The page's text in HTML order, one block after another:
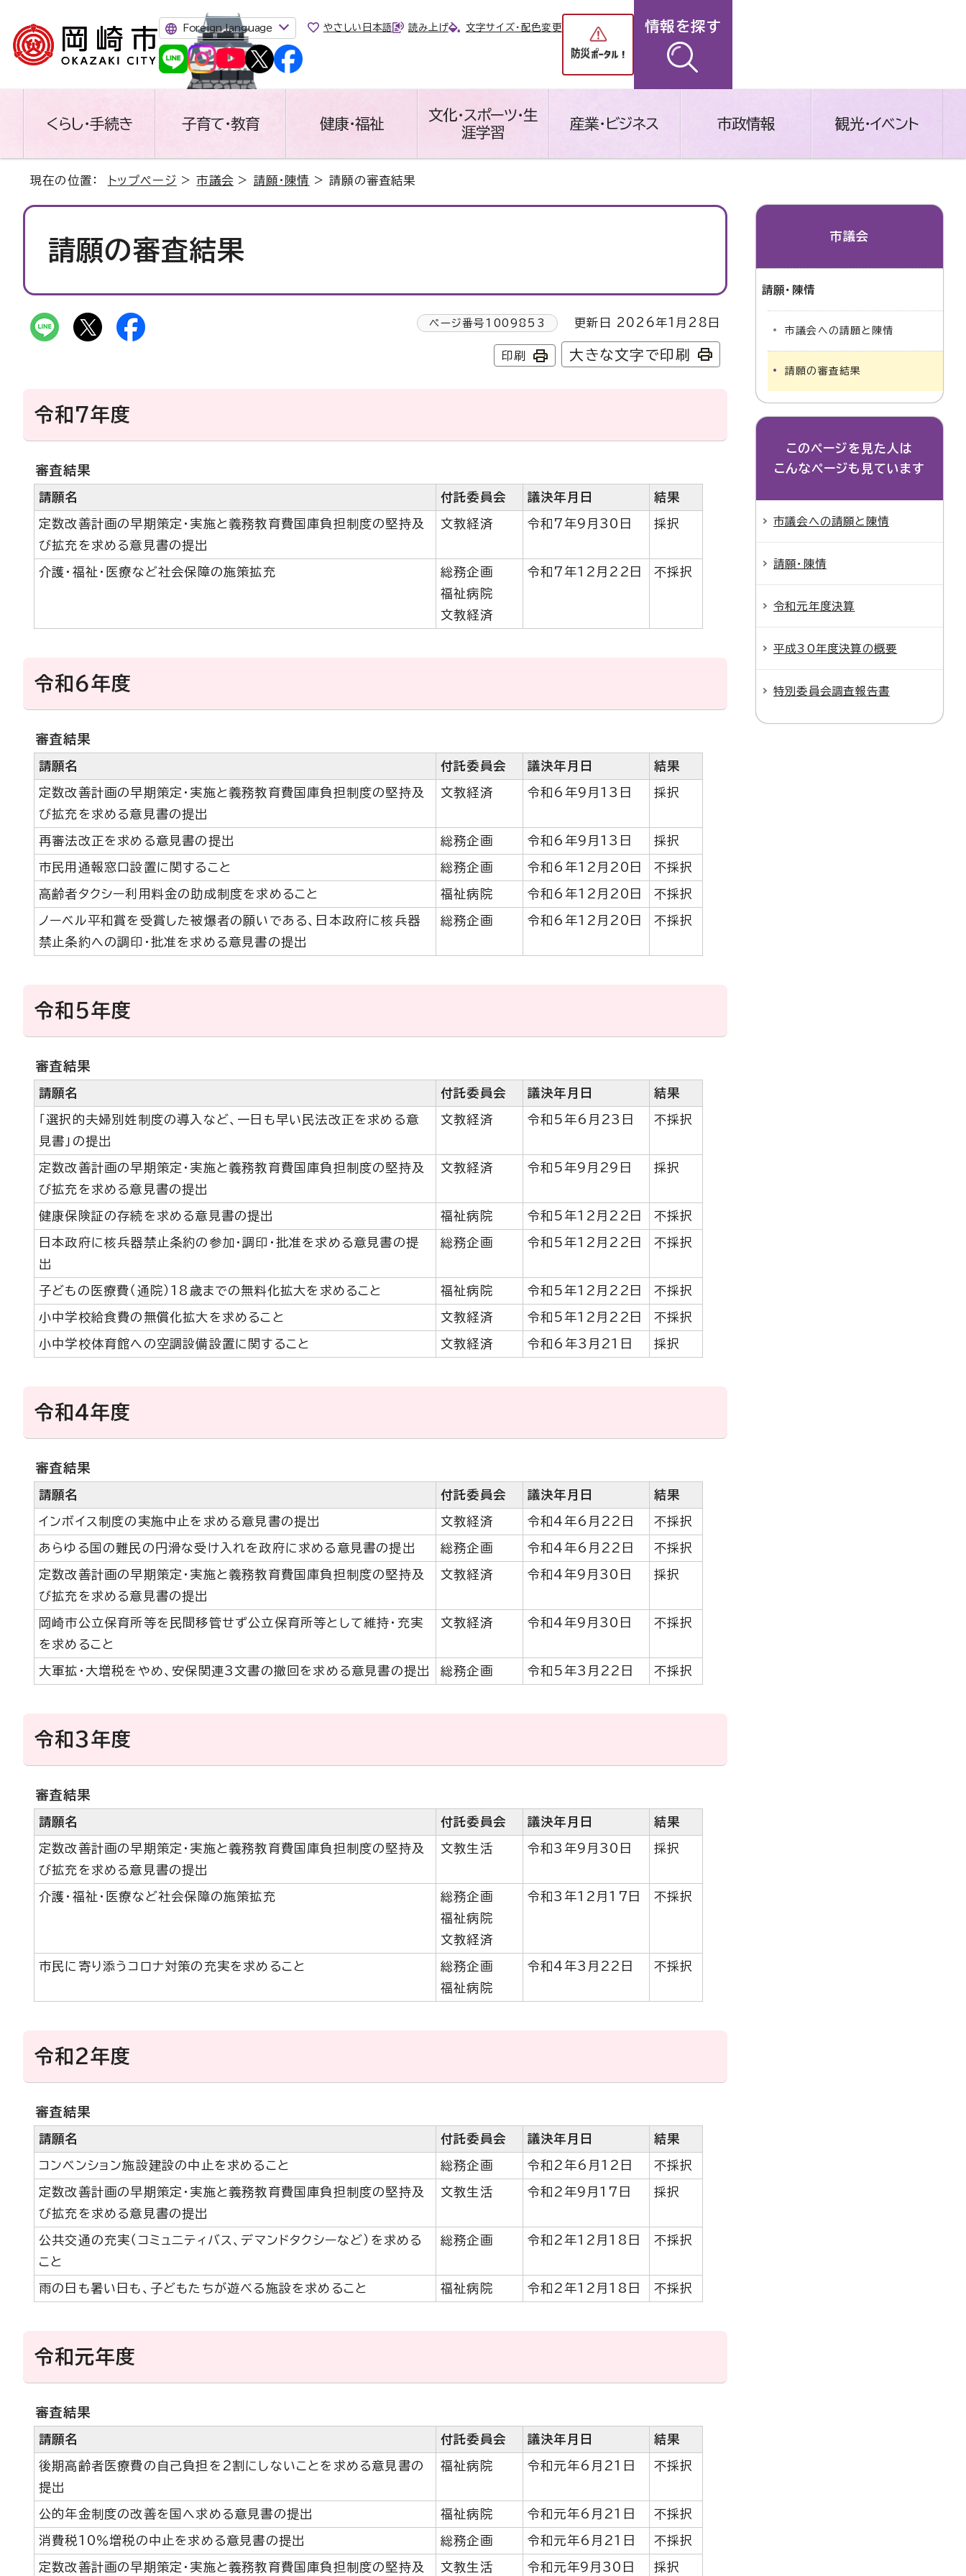
Foreign language やさしい日本語 読み上げ 文字サイズ・配色変更 情報を探す
くらし・手続き 子育て・教育 健康・福祉
文化・スポーツ・生
涯学習
産業・ビジネス 市政情報 観光・イベント
現在の位置： トップページ >市議会 > 請願・陳情 > 請願の審査結果
請願の審査結果
ページ番号 1009853 更新日 2026年1月28日
印刷 大きな文字で印刷
令和7年度
審査結果
請願名 付託委員会 議決年月日 結果
定数改善計画の早期策定・実施と義務教育費国庫負担制度の堅持及
び拡充を求める意見書の提出
文教経済 令和7年9月30日 採択
介護・福祉・医療など社会保障の施策拡充
総務企画
福祉病院
文教経済
令和7年12月22日 不採択
令和6年度
審査結果
請願名 付託委員会 議決年月日 結果
定数改善計画の早期策定・実施と義務教育費国庫負担制度の堅持及
び拡充を求める意見書の提出
文教経済 令和6年9月13日 採択
再審法改正を求める意見書の提出 総務企画 令和6年9月13日 採択
市民用通報窓口設置に関すること 総務企画 令和6年12月20日 不採択
高齢者タクシー利用料金の助成制度を求めること 福祉病院 令和6年12月20日 不採択
ノーベル平和賞を受賞した被爆者の願いである、日本政府に核兵器
禁止条約への調印・批准を求める意見書の提出
総務企画 令和6年12月20日 不採択
令和5年度
審査結果
請願名 付託委員会 議決年月日 結果
「選択的夫婦別姓制度の導入など、一日も早い民法改正を求める意
見書」の提出
文教経済 令和5年6月23日 不採択
定数改善計画の早期策定・実施と義務教育費国庫負担制度の堅持及
び拡充を求める意見書の提出
文教経済 令和5年9月29日 採択
健康保険証の存続を求める意見書の提出 福祉病院 令和5年12月22日 不採択
日本政府に核兵器禁止条約の参加・調印・批准を求める意見書の提
出
総務企画 令和5年12月22日 不採択
子どもの医療費（通院）18歳までの無料化拡大を求めること 福祉病院 令和5年12月22日 不採択
小中学校給食費の無償化拡大を求めること 文教経済 令和5年12月22日 不採択
小中学校体育館への空調設備設置に関すること 文教経済 令和6年3月21日 採択
令和4年度
審査結果
請願名 付託委員会 議決年月日 結果
インボイス制度の実施中止を求める意見書の提出 文教経済 令和4年6月22日 不採択
あらゆる国の難民の円滑な受け入れを政府に求める意見書の提出 総務企画 令和4年6月22日 不採択
定数改善計画の早期策定・実施と義務教育費国庫負担制度の堅持及
び拡充を求める意見書の提出
文教経済 令和4年9月30日 採択
岡崎市公立保育所等を民間移管せず公立保育所等として維持・充実
を求めること
文教経済 令和4年9月30日 不採択
大軍拡・大増税をやめ、安保関連3文書の撤回を求める意見書の提出 総務企画 令和5年3月22日 不採択
令和3年度
審査結果
請願名 付託委員会 議決年月日 結果
定数改善計画の早期策定・実施と義務教育費国庫負担制度の堅持及
び拡充を求める意見書の提出
文教生活 令和3年9月30日 採択
介護・福祉・医療など社会保障の施策拡充
総務企画
福祉病院
文教経済
令和3年12月17日 不採択
市民に寄り添うコロナ対策の充実を求めること
総務企画
福祉病院
令和4年3月22日 不採択
令和2年度
審査結果
請願名 付託委員会 議決年月日 結果
コンベンション施設建設の中止を求めること 総務企画 令和2年6月12日 不採択
定数改善計画の早期策定・実施と義務教育費国庫負担制度の堅持及
び拡充を求める意見書の提出
文教生活 令和2年9月17日 採択
公共交通の充実（コミュニティバス、デマンドタクシーなど）を求める
こと
総務企画 令和2年12月18日 不採択
雨の日も暑い日も、子どもたちが遊べる施設を求めること 福祉病院 令和2年12月18日 不採択
令和元年度
審査結果
請願名 付託委員会 議決年月日 結果
後期高齢者医療費の自己負担を2割にしないことを求める意見書の
提出
福祉病院 令和元年6月21日 不採択
公的年金制度の改善を国へ求める意見書の提出 福祉病院 令和元年6月21日 不採択
消費税10％増税の中止を求める意見書の提出 総務企画 令和元年6月21日 不採択
定数改善計画の早期策定・実施と義務教育費国庫負担制度の堅持及 文教生活 令和元年9月30日 採択
市議会
請願・陳情
市議会への請願と陳情
請願の審査結果
このページを見た人は
こんなページも見ています
市議会への請願と陳情
請願・陳情
令和元年度決算
平成30年度決算の概要
特別委員会調査報告書